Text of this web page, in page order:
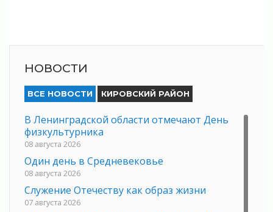
НОВОСТИ
ВСЕ НОВОСТИ КИРОВСКИЙ РАЙОН
В Ленинградской области отмечают День
физкультурника
08 августа 2026
Один день в Средневековье
08 августа 2026
Служение Отечеству как образ жизни
07 августа 2026